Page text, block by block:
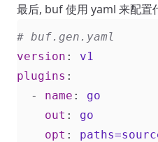
最后, buf 使用 yaml 来配置
# buf.gen.yaml
version :
v1
plugins :
- name :
go
out :
go
opt :